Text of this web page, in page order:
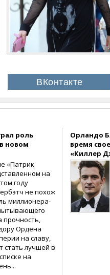
роль
новом
«Патрик
на
году
не похож
миллионера-
прочность,
Ордена
на славу,
стать лучшей в
на
Орландо
время
«Киллер